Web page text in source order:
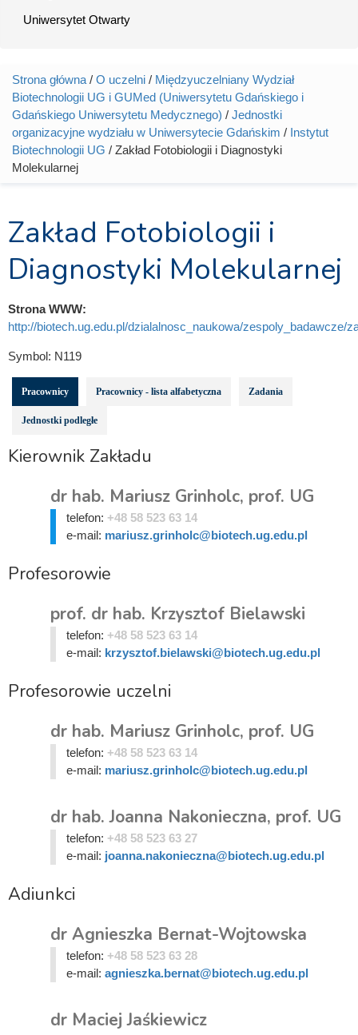
Uniwersytet Otwarty
Jesteś tutaj
Strona główna / O uczelni / Międzyuczelniany Wydział
Biotechnologii UG i GUMed (Uniwersytetu Gdańskiego i
Gdańskiego Uniwersytetu Medycznego) / Jednostki
organizacyjne wydziału w Uniwersytecie Gdańskim / Instytut
Biotechnologii UG / Zakład Fotobiologii i Diagnostyki
Molekularnej
Zakład Fotobiologii i
Diagnostyki Molekularnej
Strona WWW:
http://biotech.ug.edu.pl/dzialalnosc_naukowa/zespoly_badawcze/
Symbol: N119
Pracownicy Pracownicy - lista alfabetyczna Zadania
Jednostki podległe
Kierownik Zakładu
dr hab. Mariusz Grinholc, prof. UG
telefon: +48 58 523 63 14
e-mail: mariusz.grinholc@biotech.ug.edu.pl
Profesorowie
prof. dr hab. Krzysztof Bielawski
telefon: +48 58 523 63 14
e-mail: krzysztof.bielawski@biotech.ug.edu.pl
Profesorowie uczelni
dr hab. Mariusz Grinholc, prof. UG
telefon: +48 58 523 63 14
e-mail: mariusz.grinholc@biotech.ug.edu.pl
dr hab. Joanna Nakonieczna, prof. UG
telefon: +48 58 523 63 27
e-mail: joanna.nakonieczna@biotech.ug.edu.pl
Adiunkci
dr Agnieszka Bernat-Wojtowska
telefon: +48 58 523 63 28
e-mail: agnieszka.bernat@biotech.ug.edu.pl
dr Maciej Jaśkiewicz